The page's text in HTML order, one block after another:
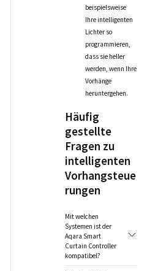
beispielsweise
Ihre intelligenten
Lichter so
programmieren,
dass sie heller
werden, wenn Ihre
Vorhänge
heruntergehen.
Häufig
gestellte
Fragen zu
intelligenten
Vorhangsteue
rungen
Mit welchen
Systemen ist der
Aqara Smart
Curtain Controller
kompatibel?